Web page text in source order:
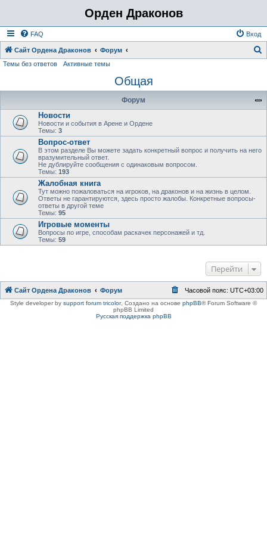
Орден Драконов
FAQ Вход
Сайт Ордена Драконов Форум
с
Темы без ответов Активные темы
Общая
Форум
Новости
Новости и события в Арене и Ордене
Темы: 3
Вопрос-ответ
В этом разделе Вы можете задать конкретный вопрос и получить на него
вразумительный ответ.
Не дублируйте сообщения с одинаковым вопросом.
Темы: 193
Жалобная книга
Тут можно пожаловаться на игроков, на драконов и на жизнь в целом.
Ответы не гарантируются, здесь просто жалобы. Конкретные вопросы-
ответы в другой теме
Темы: 95
Игровые моменты
Вопросы по игре, способам раскачек персонажей и тд.
Темы: 59
Перейти
Сайт Ордена Драконов Форум Часовой пояс: UTC+03:00
Style developer by support forum tricolor, Создано на основе phpBB® Forum Software ©
phpBB Limited
Русская поддержка phpBB